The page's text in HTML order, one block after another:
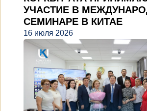
УЧАСТИЕ В
СЕМИНАРЕ В КИТАЕ
16 июля 2026